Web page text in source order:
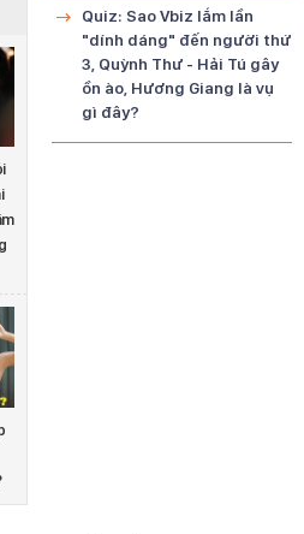
Quiz: Sao Vbiz lắm lần
"dính dáng" đến người thứ
3, Quỳnh Thư - Hải Tú gây
ồn ào, Hương Giang là vụ
gì đây?